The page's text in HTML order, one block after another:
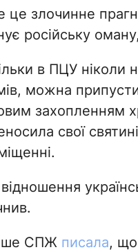
це злочинне
російську
в ПЦУ ніколи
можна
захопленням
свої
СПЖ писала,